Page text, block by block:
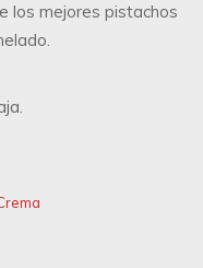
los mejores pistachos